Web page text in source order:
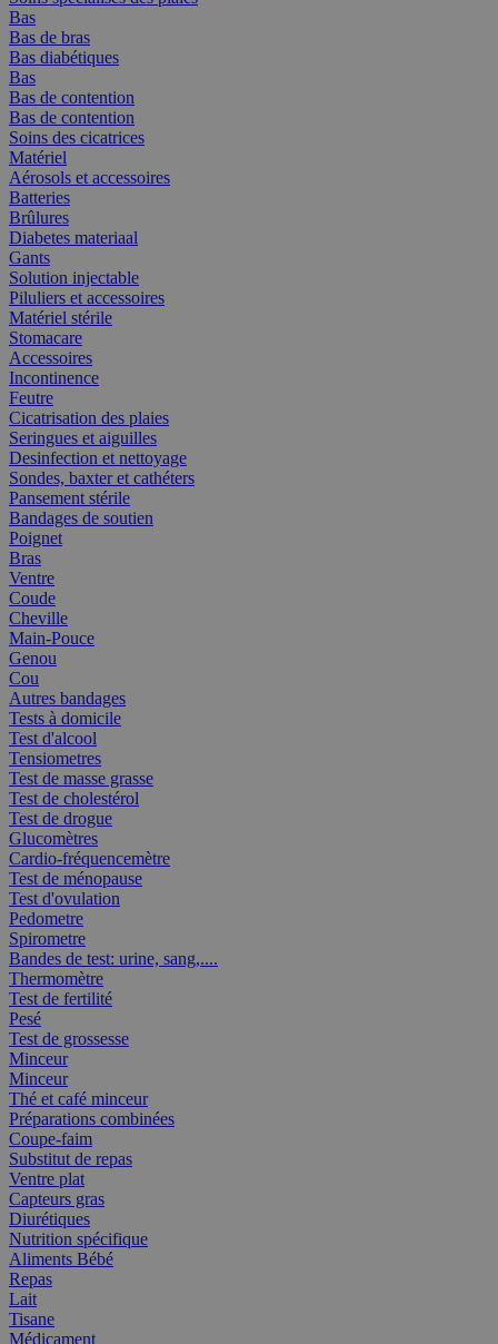
Bas
Bas de bras
Bas diabétiques
Bas
Bas de contention
Bas de contention
Soins des cicatrices
Matériel
Aérosols et accessoires
Batteries
Brûlures
Diabetes materiaal
Gants
Solution injectable
Piluliers et accessoires
Matériel stérile
Stomacare
Accessoires
Incontinence
Feutre
Cicatrisation des plaies
Seringues et aiguilles
Desinfection et nettoyage
Sondes, baxter et cathéters
Pansement stérile
Bandages de soutien
Poignet
Bras
Ventre
Coude
Cheville
Main-Pouce
Genou
Cou
Autres bandages
Tests à domicile
Test d'alcool
Tensiometres
Test de masse grasse
Test de cholestérol
Test de drogue
Glucomètres
Cardio-fréquencemètre
Test de ménopause
Test d'ovulation
Pedometre
Spirometre
Bandes de test: urine, sang,....
Thermomètre
Test de fertilité
Pesé
Test de grossesse
Minceur
Minceur
Thé et café minceur
Préparations combinées
Coupe-faim
Substitut de repas
Ventre plat
Capteurs gras
Diurétiques
Nutrition spécifique
Aliments Bébé
Repas
Lait
Tisane
Médicament